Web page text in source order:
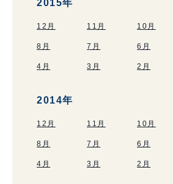
2015年
12月 11月 10月
8月 7月 6月
4月 3月 2月
2014年
12月 11月 10月
8月 7月 6月
4月 3月 2月